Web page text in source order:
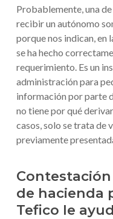
Probablemente, una
recibir un autónomo
porque nos indican, en
se ha hecho
requerimiento. Es un
administración para
información por parte
no tiene por qué
casos, solo se trata de
previamente
de hacienda
Tefico le